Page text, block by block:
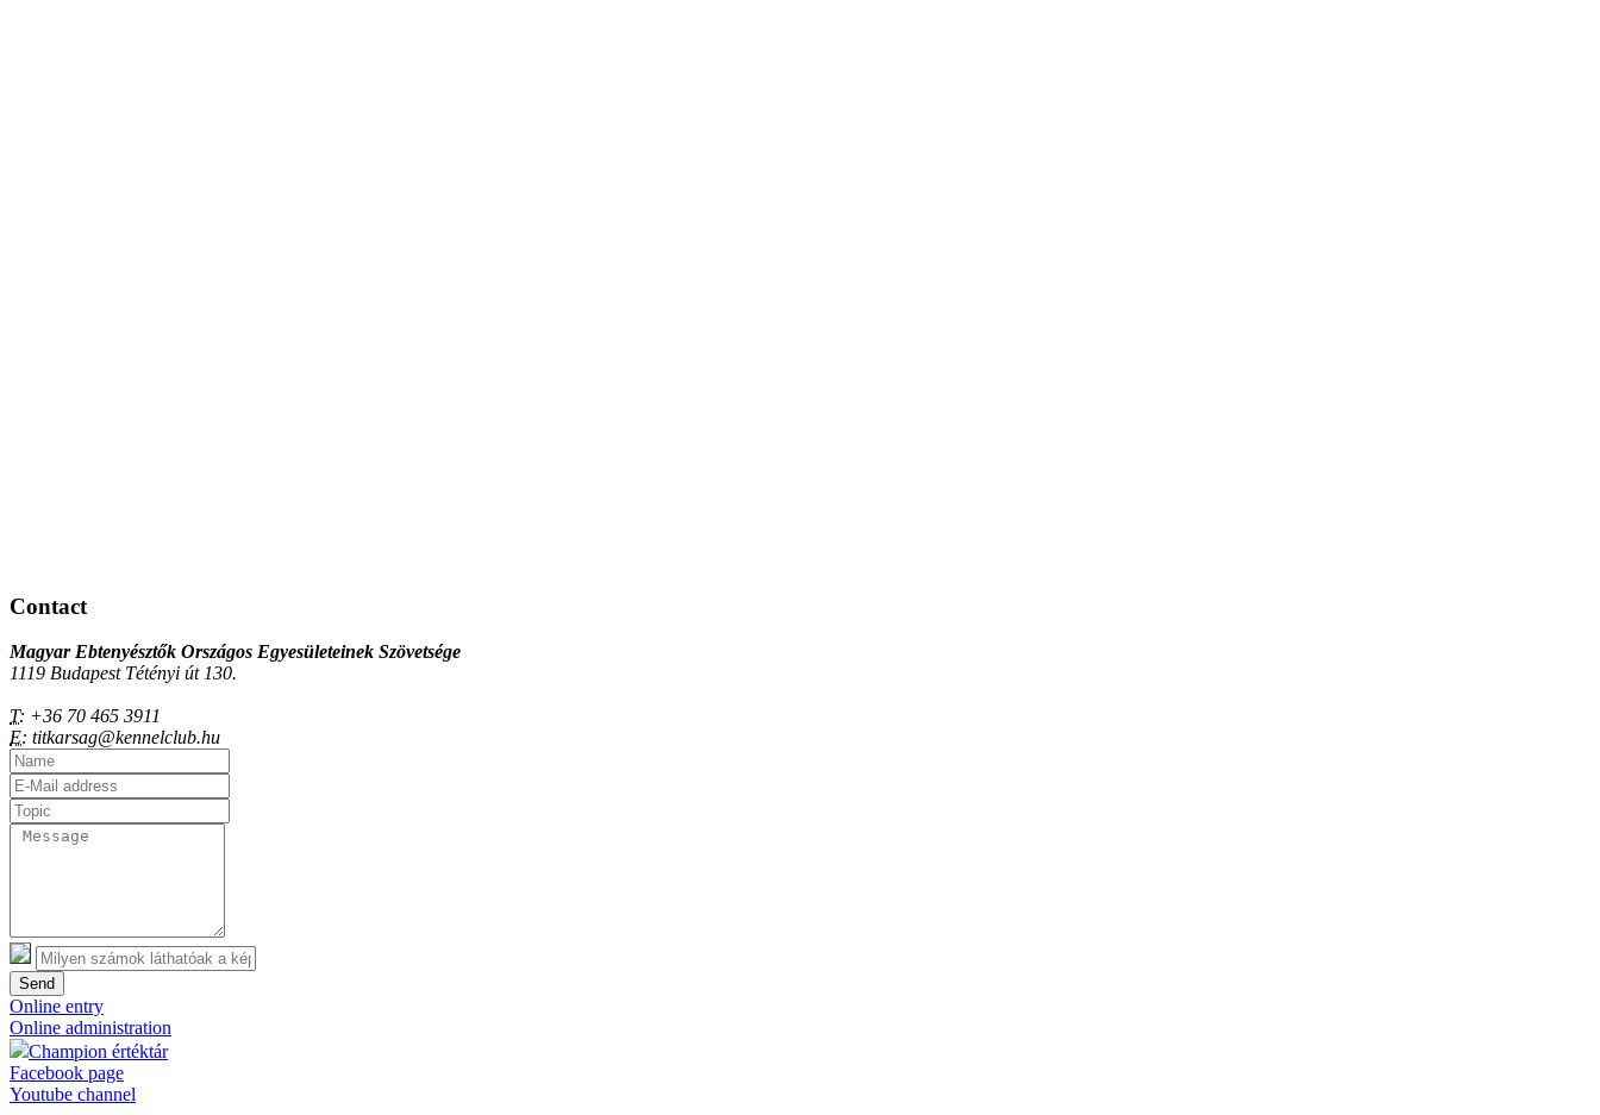
Contact
Magyar Ebtenyésztők Országos Egyesületeinek Szövetsége
1119 Budapest Tétényi út 130.
T: +36 70 465 3911
E: titkarsag@kennelclub.hu
Send
Online entry
Online administration
Champion értéktár
Facebook page
Youtube channel